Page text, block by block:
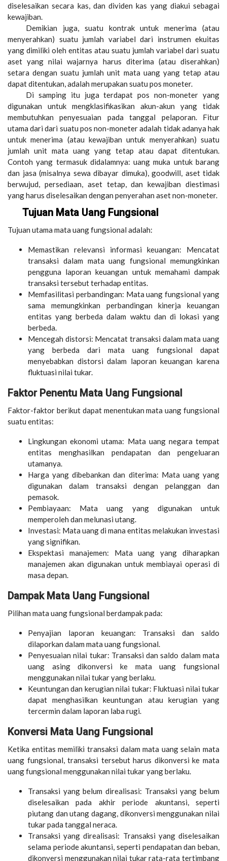
diselesaikan secara kas, dan dividen kas yang diakui sebagai
kewajiban.
Demikian juga, suatu kontrak untuk menerima (atau
menyerahkan) suatu jumlah variabel dari instrumen ekuitas
yang dimiliki oleh entitas atau suatu jumlah variabel dari suatu
aset yang nilai wajarnya harus diterima (atau diserahkan)
setara dengan suatu jumlah unit mata uang yang tetap atau
dapat ditentukan, adalah merupakan suatu pos moneter.
Di samping itu juga terdapat pos non-moneter yang
digunakan untuk mengklasifikasikan akun-akun yang tidak
membutuhkan penyesuaian pada tanggal pelaporan. Fitur
utama dari dari suatu pos non-moneter adalah tidak adanya hak
untuk menerima (atau kewajiban untuk menyerahkan) suatu
jumlah unit mata uang yang tetap atau dapat ditentukan.
Contoh yang termasuk didalamnya: uang muka untuk barang
dan jasa (misalnya sewa dibayar dimuka), goodwill, aset tidak
berwujud, persediaan, aset tetap, dan kewajiban diestimasi
yang harus diselesaikan dengan penyerahan aset non-moneter.
Tujuan Mata Uang Fungsional
Tujuan utama mata uang fungsional adalah:
Memastikan relevansi informasi keuangan: Mencatat
transaksi dalam mata uang fungsional memungkinkan
pengguna laporan keuangan untuk memahami dampak
transaksi tersebut terhadap entitas.
Memfasilitasi perbandingan: Mata uang fungsional yang
sama memungkinkan perbandingan kinerja keuangan
entitas yang berbeda dalam waktu dan di lokasi yang
berbeda.
Mencegah distorsi: Mencatat transaksi dalam mata uang
yang berbeda dari mata uang fungsional dapat
menyebabkan distorsi dalam laporan keuangan karena
fluktuasi nilai tukar.
Faktor Penentu Mata Uang Fungsional
Faktor-faktor berikut dapat menentukan mata uang fungsional
suatu entitas:
Lingkungan ekonomi utama: Mata uang negara tempat
entitas menghasilkan pendapatan dan pengeluaran
utamanya.
Harga yang dibebankan dan diterima: Mata uang yang
digunakan dalam transaksi dengan pelanggan dan
pemasok.
Pembiayaan: Mata uang yang digunakan untuk
memperoleh dan melunasi utang.
Investasi: Mata uang di mana entitas melakukan investasi
yang signifikan.
Ekspektasi manajemen: Mata uang yang diharapkan
manajemen akan digunakan untuk membiayai operasi di
masa depan.
Dampak Mata Uang Fungsional
Pilihan mata uang fungsional berdampak pada:
Penyajian laporan keuangan: Transaksi dan saldo
dilaporkan dalam mata uang fungsional.
Penyesuaian nilai tukar: Transaksi dan saldo dalam mata
uang asing dikonversi ke mata uang fungsional
menggunakan nilai tukar yang berlaku.
Keuntungan dan kerugian nilai tukar: Fluktuasi nilai tukar
dapat menghasilkan keuntungan atau kerugian yang
tercermin dalam laporan laba rugi.
Konversi Mata Uang Fungsional
Ketika entitas memiliki transaksi dalam mata uang selain mata
uang fungsional, transaksi tersebut harus dikonversi ke mata
uang fungsional menggunakan nilai tukar yang berlaku.
Transaksi yang belum direalisasi: Transaksi yang belum
diselesaikan pada akhir periode akuntansi, seperti
piutang dan utang dagang, dikonversi menggunakan nilai
tukar pada tanggal neraca.
Transaksi yang direalisasi: Transaksi yang diselesaikan
selama periode akuntansi, seperti pendapatan dan beban,
dikonversi menggunakan nilai tukar rata-rata tertimbang